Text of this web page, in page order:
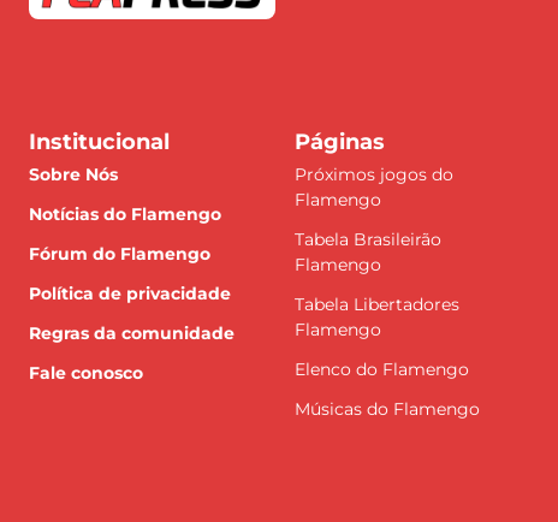
Institucional
Sobre Nós
Notícias do Flamengo
Fórum do Flamengo
Política de privacidade
Regras da comunidade
Fale conosco
Páginas
Próximos jogos do
Flamengo
Tabela Brasileirão
Flamengo
Tabela Libertadores
Flamengo
Elenco do Flamengo
Músicas do Flamengo